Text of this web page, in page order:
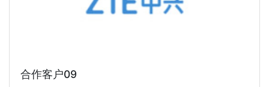
合作客户09